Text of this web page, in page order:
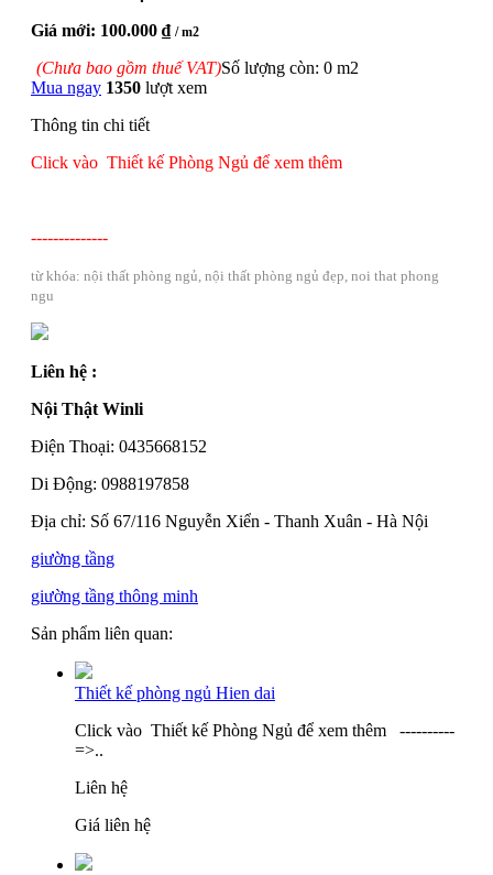
Giá mới: 100.000 ₫ / m2
(Chưa bao gồm thuế VAT)Số lượng còn: 0 m2
Mua ngay 1350 lượt xem
Thông tin chi tiết
Click vào Thiết kế Phòng Ngủ để xem thêm
--------------
từ khóa: nội thất phòng ngủ, nội thất phòng ngủ đẹp, noi that phong
ngu
Liên hệ :
Nội Thật Winli
Điện Thoại: 0435668152
Di Động: 0988197858
Địa chỉ: Số 67/116 Nguyễn Xiển - Thanh Xuân - Hà Nội
giường tầng
giường tầng thông minh
Sản phẩm liên quan:
Thiết kế phòng ngủ Hien dai
Click vào Thiết kế Phòng Ngủ để xem thêm ----------
=>..
Liên hệ
Giá liên hệ